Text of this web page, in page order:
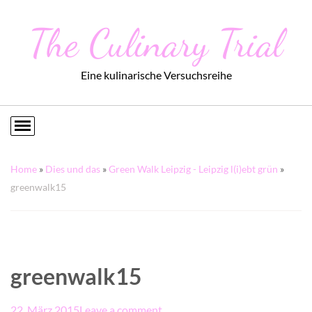
The Culinary Trial
Eine kulinarische Versuchsreihe
Home » Dies und das »Green Walk Leipzig - Leipzig l(i)ebt grün »
greenwalk15
greenwalk15